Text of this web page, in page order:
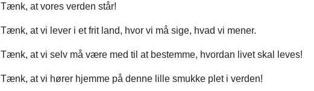
Tænk, at vores verden står!
Tænk, at vi lever i et frit land, hvor vi må sige, hvad vi mener.
Tænk, at vi selv må være med til at bestemme, hvordan livet skal leves!
Tænk, at vi hører hjemme på denne lille smukke plet i verden!